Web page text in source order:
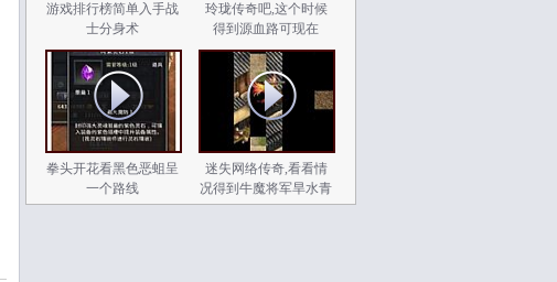
游戏排行榜简单入手战
士分身术
玲珑传奇吧,这个时候
得到源血路可现在
拳头开花看黑色恶蛆呈
一个路线
迷失网络传奇,看看情
况得到牛魔将军旱水青